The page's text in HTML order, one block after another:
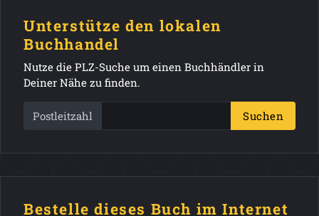
Unterstütze den lokalen
Buchhandel
Nutze die PLZ-Suche um einen Buchhändler in
Deiner Nähe zu finden.
Postleitzahl Suchen
Bestelle dieses Buch im Internet